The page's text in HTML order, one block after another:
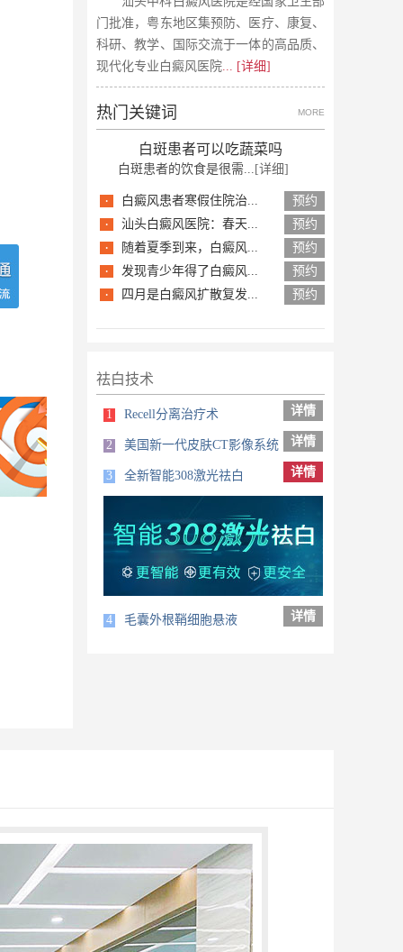
门批准，粤东地区集预防、医疗、康复、
科研、教学、国际交流于一体的高品质、
现代化专业白癜风医院... [详细]
热门关键词 MORE
白斑患者可以吃蔬菜吗
白斑患者的饮食是很需... [详细]
· 白癜风患者寒假住院治... 预约
· 汕头白癜风医院：春天... 预约
· 随着夏季到来，白癜风... 预约
· 发现青少年得了白癜风... 预约
· 四月是白癜风扩散复发... 预约
祛白技术
1 Recell分离治疗术 详情
2 美国新一代皮肤CT影像系统 详情
3 全新智能308激光祛白 详情